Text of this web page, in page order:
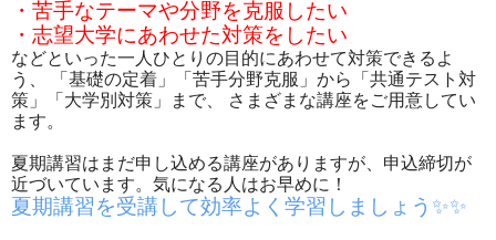
・苦手なテーマや分野を克服したい
・志望大学にあわせた対策をしたい
などといった一人ひとりの目的にあわせて対策できるよ
う、 「基礎の定着」「苦手分野克服」から「共通テスト対
策」「大学別対策」まで、 さまざまな講座をご用意してい
ます。
夏期講習はまだ申し込める講座がありますが、申込締切が
近づいています。気になる人はお早めに！
夏期講習を受講して効率よく学習しましょう✨✨